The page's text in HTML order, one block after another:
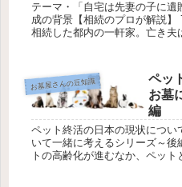
テーマ・「自宅は先妻の子に
成の背景【相続のプロが解説】
相続した都内の一軒家。亡き
お墓屋さんの豆知識
ペッ
お墓
編
ペット終活の日本の現状につ
いて一緒に考えるシリーズ～
トの高齢化が進むなか、ペッ